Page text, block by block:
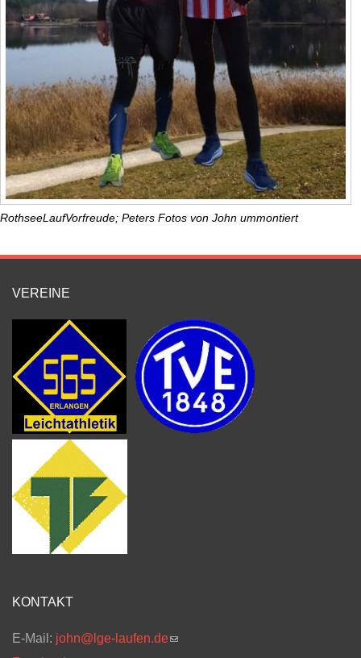
RothseeLaufVorfreude; Peters Fotos von John ummontiert
VEREINE
KONTAKT
E-Mail: john@lge-laufen.de(link sends e-mail)